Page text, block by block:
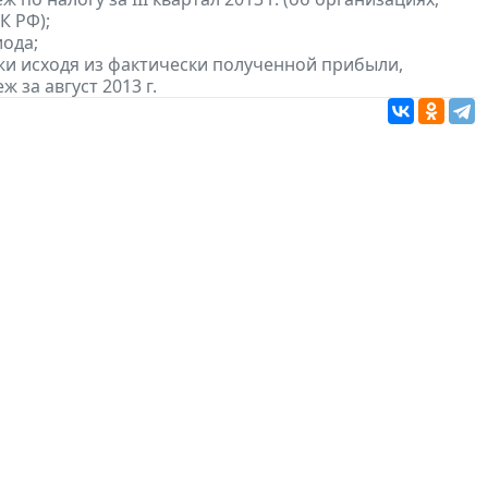
РФ);
исходя из фактически полученной прибыли,
за август 2013 г.